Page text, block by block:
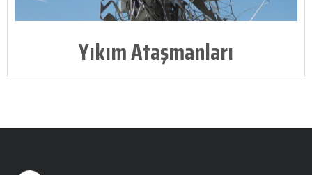
Yıkım Ataşmanları